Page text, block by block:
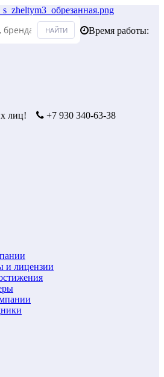
Время работы:
лиц!
+7 930 340-63-38
и лицензии